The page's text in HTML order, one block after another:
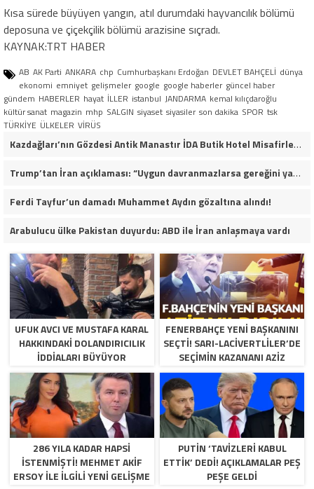
Kısa sürede büyüyen yangın, atıl durumdaki hayvancılık bölümü
deposuna ve çiçekçilik bölümü arazisine sıçradı.
KAYNAK:TRT HABER
AB AK Parti ANKARA chp Cumhurbaşkanı Erdoğan DEVLET BAHÇELİ dünya
ekonomi emniyet gelişmeler google google haberler güncel haber
gündem HABERLER hayat İLLER istanbul JANDARMA kemal kılıçdaroğlu
kültür sanat magazin mhp SALGIN siyaset siyasiler son dakika SPOR tsk
TÜRKİYE ÜLKELER VİRÜS
Kazdağları’nın Gözdesi Antik Manastır İDA Butik Hotel Misafirlerinden Tam Not Alıyor
Trump’tan İran açıklaması: “Uygun davranmazlarsa gereğini yaparım”
Ferdi Tayfur’un damadı Muhammet Aydın gözaltına alındı!
Arabulucu ülke Pakistan duyurdu: ABD ile İran anlaşmaya vardı
UFUK AVCI VE MUSTAFA KARAL
HAKKINDAKI DOLANDIRICILIK
İDDIALARI BÜYÜYOR
FENERBAHÇE YENI BAŞKANINI
SEÇTI! SARI-LACIVERTLILER’DE
SEÇIMIN KAZANANI AZIZ
YILDIRIM OLDU
286 YILA KADAR HAPSI
ISTENMIŞTI! MEHMET AKIF
ERSOY ILE ILGILI YENI GELIŞME
PUTIN ‘TAVIZLERI KABUL
ETTIK’ DEDI! AÇIKLAMALAR PEŞ
PEŞE GELDI